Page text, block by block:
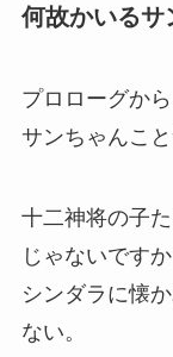
何故かいるサ
プロローグか
サンちゃんこ
十二神将の子
じゃないですか
シンダラに懐
ない。